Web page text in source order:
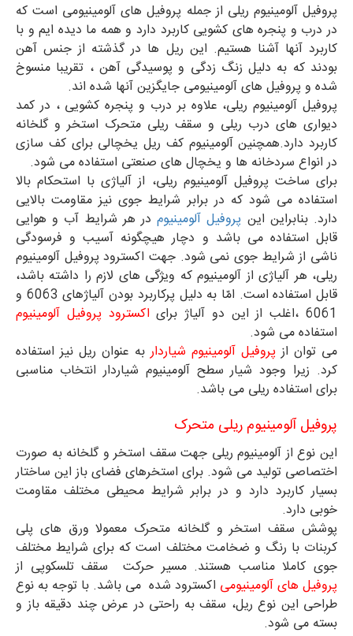
پروفیل آلومینیوم ریلی از جمله پروفیل های آلومینیومی است که
در درب و پنجره های کشویی کاربرد دارد و همه ما دیده ایم و با
کاربرد آنها آشنا هستیم. این ریل ها در گذشته از جنس آهن
بودند که به دلیل زنگ زدگی و پوسیدگی آهن ، تقریبا منسوخ
شده و پروفیل های آلومینیومی جایگزین آنها شده اند.
پروفیل آلومینیوم ریلی، علاوه بر درب و پنجره کشویی ، در کمد
دیواری های درب ریلی و سقف ریلی متحرک استخر و گلخانه
کاربرد دارد.همچنین آلومینیوم کف ریل یخچالی برای کف سازی
در انواع سردخانه ها و یخچال های صنعتی استفاده می شود.
برای ساخت پروفیل آلومینیوم ریلی، از آلیاژی با استحکام بالا
استفاده می شود که در برابر شرایط جوی نیز مقاومت بالایی
دارد. بنابراین این پروفیل آلومینیومدر هر شرایط آب و هوایی
قابل استفاده می باشد و دچار هیچگونه آسیب و فرسودگی
ناشی از شرایط جوی نمی شود. جهت اکسترود پروفیل آلومینیوم
ریلی، هر آلیاژی از آلومینیوم که ویژگی های لازم را داشته باشد،
قابل استفاده است. امّا به دلیل پرکاربرد بودن آلیاژهای 6063 و
6061 ،اغلب از این دو آلیاژ برای
اکسترود پروفیل آلومینیوم
استفاده می شود.
می توان از پروفیل آلومینیوم شیاردار به عنوان ریل نیز استفاده
کرد. زیرا وجود شیار سطح آلومینیوم شیاردار انتخاب مناسبی
برای استفاده ریلی می باشد.
پروفیل آلومینیوم ریلی متحرک
این نوع از آلومینیوم ریلی جهت سقف استخر و گلخانه به صورت
اختصاصی تولید می شود. برای استخرهای فضای باز این ساختار
بسیار کاربرد دارد و در برابر شرایط محیطی مختلف مقاومت
خوبی دارد.
پوشش سقف استخر و گلخانه متحرک معمولا ورق های پلی
کربنات با رنگ و ضخامت مختلف است که برای شرایط مختلف
جوی کاملا مناسب هستند. مسیر حرکت سقف تلسکوپی از
پروفیل های آلومینیومی اکسترود شده می باشد. با توجه به نوع
طراحی این نوع ریل، سقف به راحتی در عرض چند دقیقه باز و
بسته می شود.